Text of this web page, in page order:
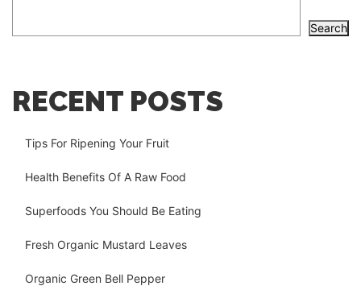
Search
RECENT POSTS
Tips For Ripening Your Fruit
Health Benefits Of A Raw Food
Superfoods You Should Be Eating
Fresh Organic Mustard Leaves
Organic Green Bell Pepper